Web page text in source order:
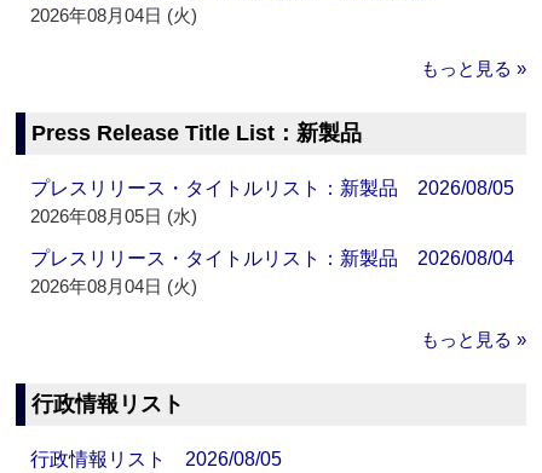
2026年08月04日 (火)
もっと見る »
Press Release Title List：新製品
プレスリリース・タイトルリスト：新製品 2026/08/05
2026年08月05日 (水)
プレスリリース・タイトルリスト：新製品 2026/08/04
2026年08月04日 (火)
もっと見る »
行政情報リスト
行政情報リスト 2026/08/05